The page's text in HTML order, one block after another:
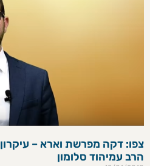
צפו: דקה מפרשת וארא – עיקרון
הרב עמיהוד סלומון